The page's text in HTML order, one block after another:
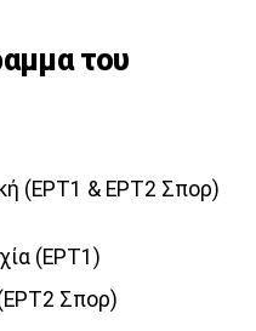
του
(ΕΡΤ1 & ΕΡΤ2 Σπορ)
(ΕΡΤ1)
Σπορ)